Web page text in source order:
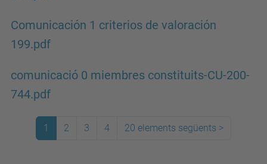
Comunicación 1 criterios de valoración
199.pdf
comunicació 0 miembres constituits-CU-200-
744.pdf
1 2 3 4 20 elements següents >